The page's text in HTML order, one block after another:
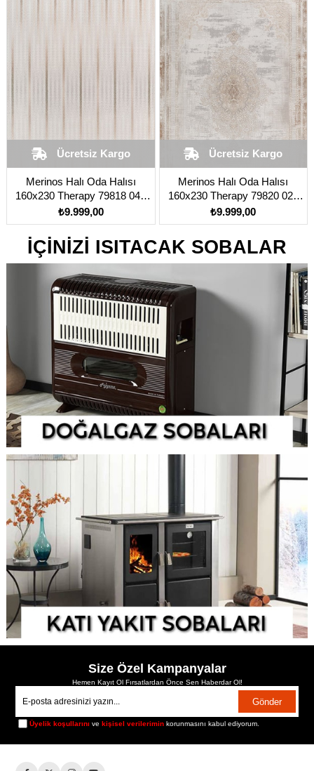
Merinos Halı Oda Halısı
160x230 Therapy 79818 040
Yeşil
₺9.999,00
Ücretsiz Kargo
Ürün
Merinos Halı Oda Halısı
160x230 Therapy 79820 020
Kiremit
₺9.999,00
Ücretsiz Kargo
Ürün
İÇİNİZİ ISITACAK SOBALAR
Size Özel Kampanyalar
Hemen Kayıt Ol Fırsatlardan Önce Sen Haberdar Ol!
Gönder
Üyelik koşullarını ve kişisel verilerimin korunmasını kabul ediyorum.